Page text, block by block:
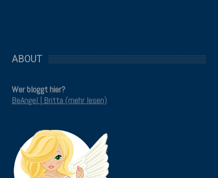
ABOUT
Wer bloggt hier?
BeAngel | Britta (mehr lesen)